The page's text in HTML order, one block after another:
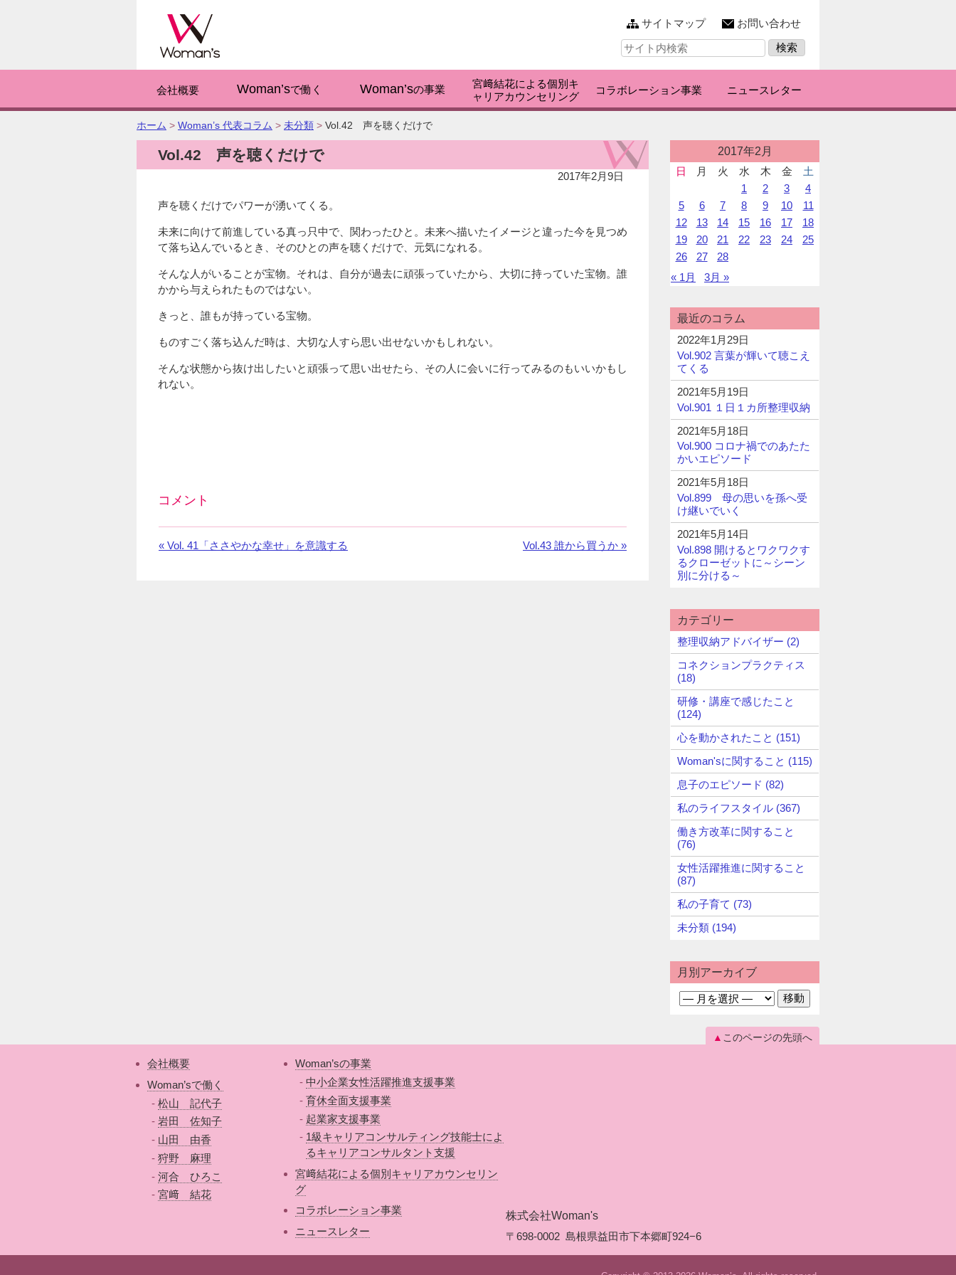
サイトマップ
お問い合わせ
サ
イ
検
索:
会社概要 Woman’sで働く Woman’sの事業
宮﨑結花による個別キ
ャリアカウンセリング
コラボレーション事業 ニュースレター
こ
の
ー
ホーム > Woman’s 代表コラム > 未分類 > Vol.42 声を聴くだけで
Vol.42 声を聴くだけで
2017年2月9日
声を聴くだけでパワーが湧いてくる。
未来に向けて前進している真っ只中で、関わったひと。未来へ描いたイメージと違った今を見つめ
て落ち込んでいるとき、そのひとの声を聴くだけで、元気になれる。
そんな人がいることが宝物。それは、自分が過去に頑張っていたから、大切に持っていた宝物。誰
かから与えられたものではない。
きっと、誰もが持っている宝物。
ものすごく落ち込んだ時は、大切な人すら思い出せないかもしれない。
そんな状態から抜け出したいと頑張って思い出せたら、その人に会いに行ってみるのもいいかもし
れない。
コメント
コ
« 前
Vol. 41「ささやかな幸せ」を意識する
次
Vol.43 誰から買うか »
稿
カ
ン
ダ
2017年2月
日
月 火 水 木 金
土
1
2 3
4
5
6 7 8 9 10
11
12
13 14 15 16 17
18
19
20 21 22 23 24
25
26
27
28
« 1月
3月 »
最近のコラム
2022年1月29日
Vol.902 言葉が輝いて聴こえ
てくる
2021年5月19日
Vol.901 １日１カ所整理収納
2021年5月18日
Vol.900 コロナ禍でのあたた
かいエピソード
2021年5月18日
Vol.899 母の思いを孫へ受
け継いでいく
2021年5月14日
Vol.898 開けるとワクワクす
るクローゼットに～シーン
別に分ける～
カテゴリー
整理収納アドバイザー (2)
コネクションプラクティス
(18)
研修・講座で感じたこと
(124)
心を動かされたこと (151)
Woman'sに関すること (115)
息子のエピソード (82)
私のライフスタイル (367)
働き方改革に関すること
(76)
女性活躍推進に関すること
(87)
私の子育て (73)
未分類 (194)
月別アーカイブ
会社概要
Woman’sで働く
松山 記代子
岩田 佐知子
山田 由香
狩野 麻理
河合 ひろこ
宮﨑 結花
Woman’sの事業
中小企業女性活躍推進支援事業
育休全面支援事業
起業家支援事業
1級キャリアコンサルティング技能士によ
るキャリアコンサルタント支援
宮﨑結花による個別キャリアカウンセリン
グ
コラボレーション事業
ニュースレター
株式会社Woman's
〒698-0002 島根県益田市下本郷町924−6
このページの先頭へ